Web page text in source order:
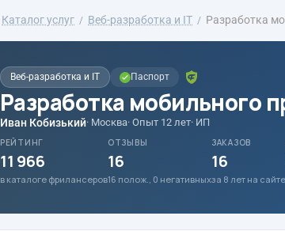
Каталог услуг Веб-разработка и IT Разработка
Веб-разработка и IT Паспорт
Разработка мобильного
Иван Кобизький· Москва· Опыт 12 лет· ИП
РЕЙТИНГ
11 966
в каталоге фрилансеров
ОТЗЫВЫ
16
16 полож., 0 негативных
ЗАКАЗОВ
16
за 8 лет на сайте